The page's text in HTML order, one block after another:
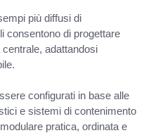
più diffusi di
consentono di progettare
adattandosi
configurati in base alle
e sistemi di contenimento
pratica, ordinata e